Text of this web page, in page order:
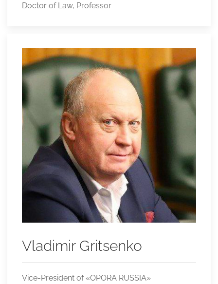
Doctor of Law, Professor
Vladimir Gritsenko
Vice-President of «OPORA RUSSIA»